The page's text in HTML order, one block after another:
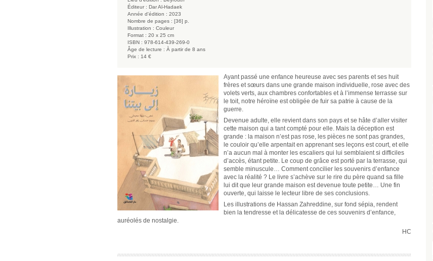
Éditeur : Dar Al-Hadaek
Année d'édition : 2023
Nombre de pages : [36] p.
Illustration : Couleur
Format : 20 x 25 cm
ISBN : 978-614-439-269-0
Âge de lecture : À partir de 8 ans
Prix : 14 €
Ayant passé une enfance heureuse avec ses parents et ses huit
frères et sœurs dans une grande maison individuelle, rose avec des
volets verts, aux chambres confortables et à l’immense terrasse sur
le toit, notre héroïne est obligée de fuir sa patrie à cause de la
guerre.
Devenue adulte, elle revient dans son pays et se hâte d’aller visiter
cette maison qui a tant compté pour elle. Mais la déception est
grande : la maison n’est pas rose, les pièces ne sont pas grandes,
le couloir qu’elle arpentait en apprenant ses leçons est court, et elle
n’a aucun mal à monter les escaliers qui lui semblaient si difficiles
d’accès, étant petite. Le coup de grâce est porté par la terrasse, qui
semble minuscule… Comment concilier les souvenirs d’enfance
avec la réalité ? Le livre s’achève sur le rire du père quand sa fille
lui dit que leur grande maison est devenue toute petite… Une fin
ouverte, qui laisse le lecteur libre de ses conclusions.
Les illustrations de Hassan Zahreddine, sur fond sépia, rendent
bien la tendresse et la délicatesse de ces souvenirs d’enfance,
auréolés de nostalgie.
HC